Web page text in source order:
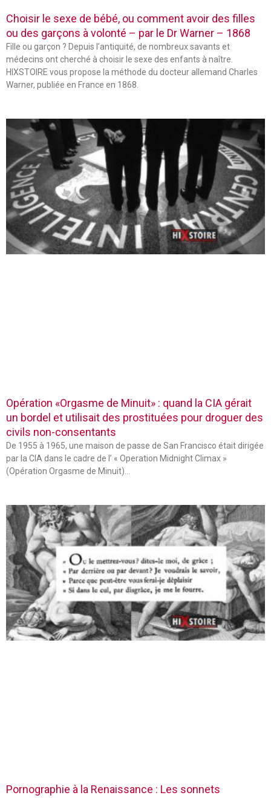
Choisir le sexe de bébé, ou comment avoir des filles
ou des garçons à volonté – par le Dr Warner – 1868
Fille ou garçon ? Depuis l’antiquité, de nombreux savants et
médecins ont cherché à choisir le sexe des enfants à naître.
HIXSTOIRE vous propose la méthode du docteur allemand Charles
Warner, publiée en France en 1868.
Opération «Orgasme de Minuit» : quand la CIA gérait
un bordel et utilisait des prostituées pour droguer des
civils non-consentants
De 1955 à 1965, une maison de passe de San Francisco était dirigée
par la CIA dans le cadre de l’ « Operation Midnight Climax »
(Opération Orgasme de Minuit)…
Pornographie à la Renaissance : Les sonnets